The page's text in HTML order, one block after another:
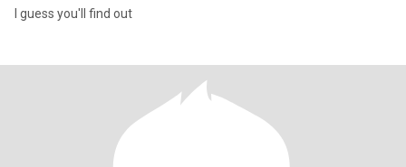
I guess you'll find out